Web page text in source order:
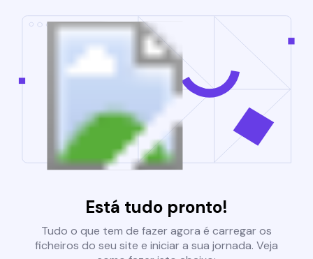
Está tudo pronto!
Tudo o que tem de fazer agora é carregar os
ficheiros do seu site e iniciar a sua jornada. Veja